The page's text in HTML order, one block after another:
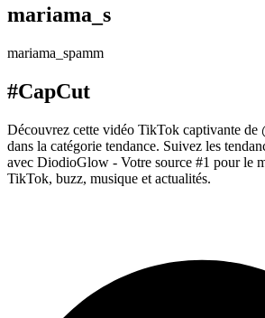
mariama_s
mariama_spamm
#CapCut
Découvrez cette vidéo TikTok captivante de
dans la catégorie tendance. Suivez les
avec DiodioGlow - Votre source #1 pour le
TikTok, buzz, musique et actualités.